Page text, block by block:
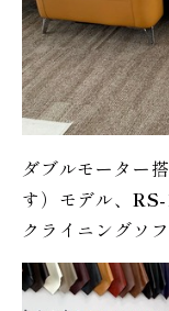
ダブルモーター
す）モデル、
クライニングソフ